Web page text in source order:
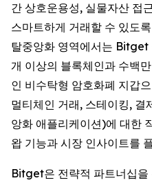
간 상호운용성, 실물자산 접
스마트하게 거래할 수 있도
탈중앙화 영역에서는 Bitget
개 이상의 블록체인과 수백
인 비수탁형 암호화폐 지갑
멀티체인 거래, 스테이킹,
앙화 애플리케이션)에 대한
왑 기능과 시장 인사이트를
Bitget은 전략적 파트너십을